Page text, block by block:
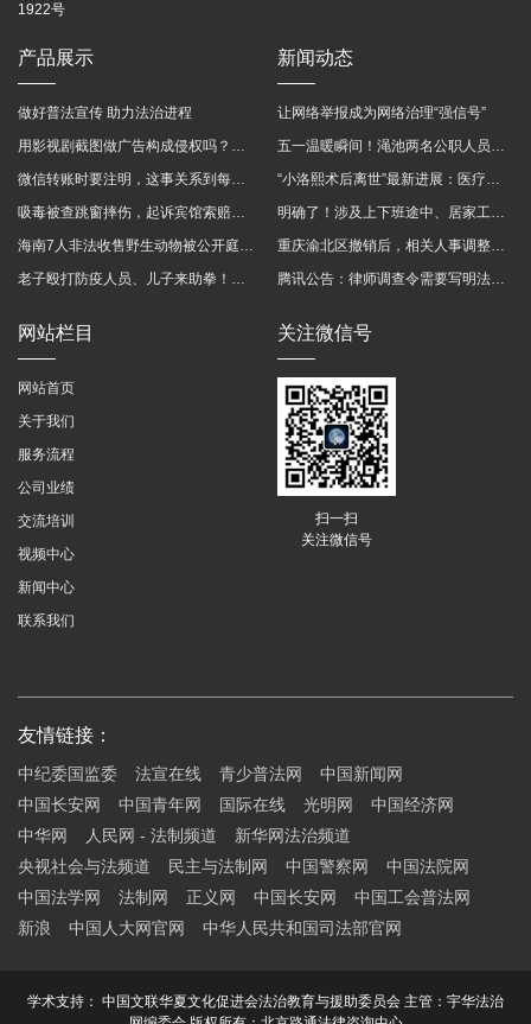
1922号
产品展示
做好普法宣传 助力法治进程
用影视剧截图做广告构成侵权吗？法院这样判
微信转账时要注明，这事关系到每个人……
吸毒被查跳窗摔伤，起诉宾馆索赔，法院这样判！
海南7人非法收售野生动物被公开庭审 涉案金额2100多万
老子殴打防疫人员、儿子来助拳！均被判刑
新闻动态
让网络举报成为网络治理“强信号”
五一温暖瞬间！渑池两名公职人员，路遇车祸挺身而出
“小洛熙术后离世”最新进展：医疗事故鉴定已启动
明确了！涉及上下班途中、居家工作等，这些情形可认定工伤→
重庆渝北区撤销后，相关人事调整再披露
腾讯公告：律师调查令需要写明法官手机号，2025年12月31日后施行
网站栏目
网站首页
关于我们
服务流程
公司业绩
交流培训
视频中心
新闻中心
联系我们
关注微信号
扫一扫
关注微信号
友情链接：
中纪委国监委 法宣在线 青少普法网
中国新闻网
中国长安网
中国青年网 国际在线 光明网
中国经济网
中华网
人民网 - 法制频道
新华网法治频道
央视社会与法频道
民主与法制网 中国警察网
中国法院网
中国法学网
法制网 正义网 中国长安网
中国工会普法网
新浪
中国人大网官网 中华人民共和国司法部官网
学术支持： 中国文联华夏文化促进会法治教育与援助委员会 主管：宇华法治